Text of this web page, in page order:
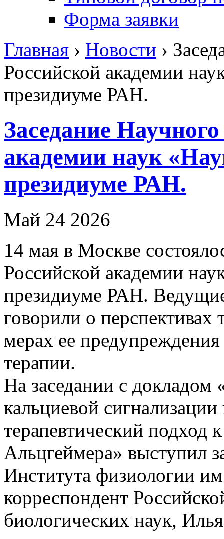
Форма заявки
Главная › Новости ›
Российской академии
президиуме РАН.
Заседание
академии наук
президиуме РАН.
Май 24 2026
14 мая в Москве
Российской академии
президиуме РАН.
говорили о
мерах ее
терапии.
На заседании с
кальциевой
терапевтический подход
Альцгеймера» выступил
Института физиологии
корреспондент
биологических наук,